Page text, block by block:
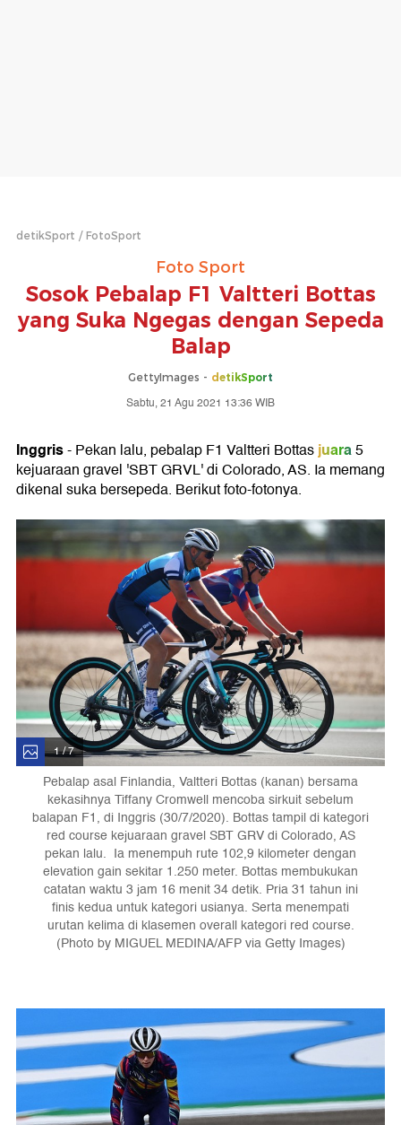
detikSport FotoSport
Foto Sport
Sosok Pebalap F1 Valtteri Bottas
yang Suka Ngegas dengan Sepeda
Balap
GettyImages - detikSport
Sabtu, 21 Agu 2021 13:36 WIB
Inggris- Pekan lalu, pebalap F1 Valtteri Bottasjuara5
kejuaraan gravel 'SBT GRVL' di Colorado, AS. Ia memang
dikenal suka bersepeda. Berikut foto-fotonya.
1 / 7
Pebalap asal Finlandia, Valtteri Bottas (kanan) bersama
kekasihnya Tiffany Cromwell mencoba sirkuit sebelum
balapan F1, di Inggris (30/7/2020). Bottas tampil di kategori
red course kejuaraan gravel SBT GRV di Colorado, AS
pekan lalu. Ia menempuh rute 102,9 kilometer dengan
elevation gain sekitar 1.250 meter. Bottas membukukan
catatan waktu 3 jam 16 menit 34 detik. Pria 31 tahun ini
finis kedua untuk kategori usianya. Serta menempati
urutan kelima di klasemen overall kategori red course.
(Photo by MIGUEL MEDINA/AFP via Getty Images)